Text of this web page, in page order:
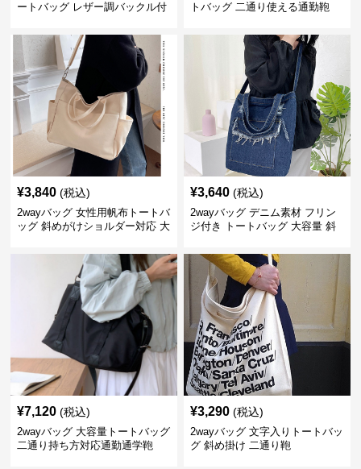
ートバッグ レザー調バックル付
トバッグ 二通り使える通勤鞄
¥3,840 (税込)
2wayバッグ 女性用帆布トートバ
ッグ 斜めがけショルダー対応 大
¥3,640 (税込)
2wayバッグ デニム素材 フリン
ジ付き トートバッグ 大容量 斜
¥7,120 (税込)
2wayバッグ 大容量トートバッグ
二通り持ち方対応通勤通学鞄
¥3,290 (税込)
2wayバッグ 文字入りトートバッ
グ 斜め掛け 二通り鞄